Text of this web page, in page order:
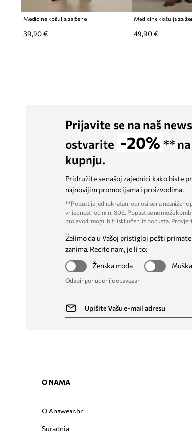
Medicine košulja za žene
39,90 €
Medicine košulja za
49,90 €
Prijavite se na naš
ostvarite -20% **
kupnju.
Pridružite se našoj zajednici kako biste
najnovijim promocijama i proizvodima.
**Popust je jednokratan, odnosi se na nesnižene
vrijednosti od min. 80€. Popust se ne može
proizvodi mogu biti isključeni iz popusta.
Želimo da u Vašoj pristigloj pošti primate
zanima. Recite nam, je li to:
Ženska moda
Odabir ponude nije obavezan
O NAMA
O Answear.hr
Suradnja